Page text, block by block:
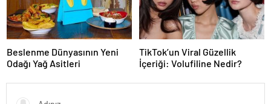
Beslenme Dünyasının Yeni
Odağı Yağ Asitleri
TikTok’un Viral Güzellik
İçeriği: Volufiline Nedir?